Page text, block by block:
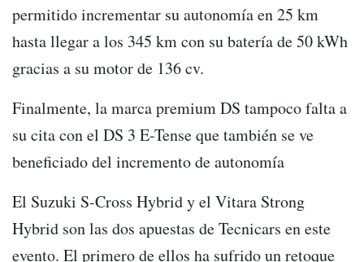
permitido incrementar su autonomía en 25 km
hasta llegar a los 345 km con su batería de 50 kWh
gracias a su motor de 136 cv.
Finalmente, la marca premium DS tampoco falta a
su cita con el DS 3 E-Tense que también se ve
beneficiado del incremento de autonomía
El Suzuki S-Cross Hybrid y el Vitara Strong
Hybrid son las dos apuestas de Tecnicars en este
evento. El primero de ellos ha sufrido un retoque